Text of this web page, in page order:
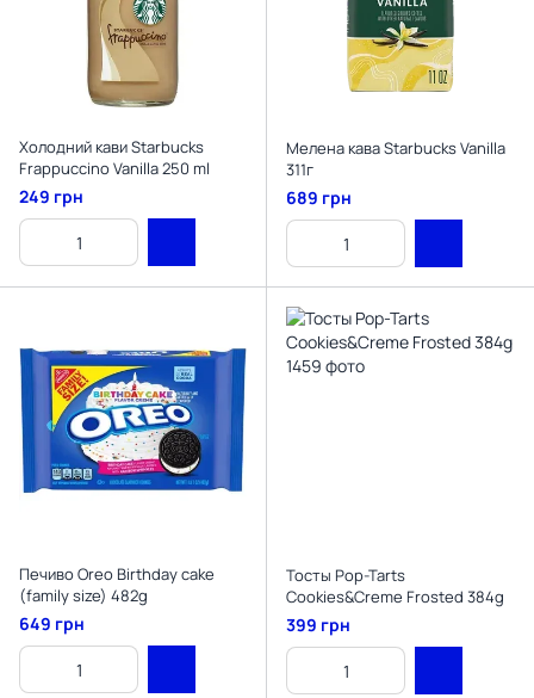
Холодний кави Starbucks
Frappuccino Vanilla 250 ml
249 грн
Мелена кава Starbucks Vanilla
311г
689 грн
Печиво Oreo Birthday cake
(family size) 482g
649 грн
Тосты Pop-Tarts
Cookies&Creme Frosted 384g
399 грн